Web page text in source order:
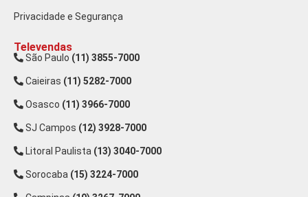
Privacidade e Segurança
Televendas
São Paulo (11) 3855-7000
Caieiras (11) 5282-7000
Osasco (11) 3966-7000
SJ Campos (12) 3928-7000
Litoral Paulista (13) 3040-7000
Sorocaba (15) 3224-7000